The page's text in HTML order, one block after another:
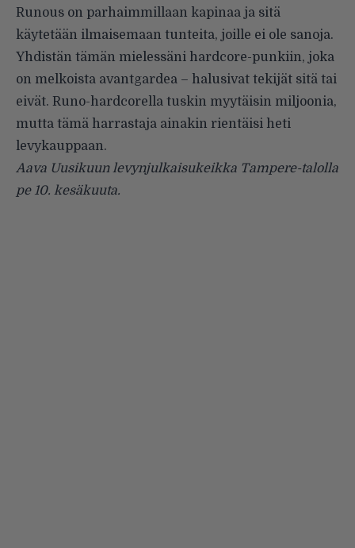
Runous on parhaimmillaan kapinaa ja sitä
käytetään ilmaisemaan tunteita, joille ei ole sanoja.
Yhdistän tämän mielessäni hardcore-punkiin, joka
on melkoista avantgardea – halusivat tekijät sitä tai
eivät. Runo-hardcorella tuskin myytäisin miljoonia,
mutta tämä harrastaja ainakin rientäisi heti
levykauppaan.
Aava Uusikuun levynjulkaisukeikka Tampere-talolla
pe 10. kesäkuuta.